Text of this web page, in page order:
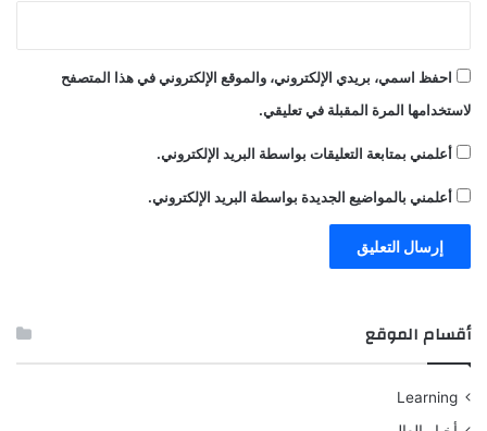
احفظ اسمي، بريدي الإلكتروني، والموقع الإلكتروني في هذا المتصفح
لاستخدامها المرة المقبلة في تعليقي.
أعلمني بمتابعة التعليقات بواسطة البريد الإلكتروني.
أعلمني بالمواضيع الجديدة بواسطة البريد الإلكتروني.
أقسام الموقع
Learning